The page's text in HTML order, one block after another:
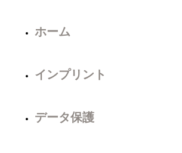
ホーム
インプリント
データ保護